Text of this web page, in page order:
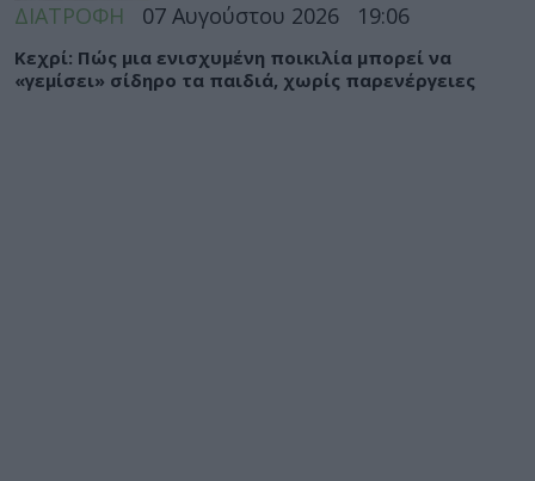
ΔΙΑΤΡΟΦΗ 07 Αυγούστου 2026 19:06
Κεχρί: Πώς μια ενισχυμένη ποικιλία μπορεί να
«γεμίσει» σίδηρο τα παιδιά, χωρίς παρενέργειες